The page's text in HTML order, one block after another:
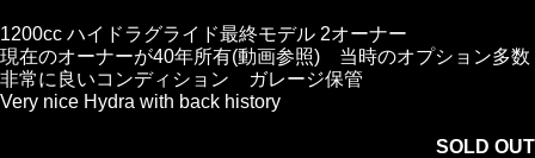
1200cc ハイドラグライド最終モデル 2オーナー
現在のオーナーが40年所有(動画参照) 当時のオプション多数
非常に良いコンディション ガレージ保管
Very nice Hydra with back history
SOLD OUT